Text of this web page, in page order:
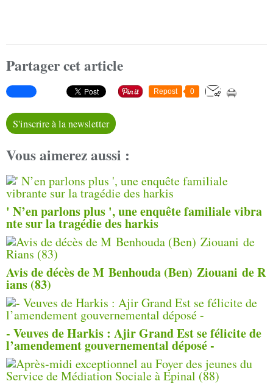
Partager cet article
Repost 0
S'inscrire à la newsletter
Vous aimerez aussi :
' N’en parlons plus ', une enquête familiale vibra
nte sur la tragédie des harkis
Avis de décès de M Benhouda (Ben) Ziouani de R
ians (83)
- Veuves de Harkis : Ajir Grand Est se félicite de
l’amendement gouvernemental déposé -